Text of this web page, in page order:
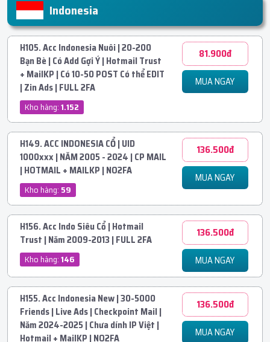
Indonesia
H105. Acc Indonesia Nuôi | 20-200
Bạn Bè | Có Add Gợi Ý | Hotmail Trust
+ MailKP | Có 10-50 POST Có thể EDIT
| Zin Ads | FULL 2FA
Kho hàng:1.152
81.900đ
MUA NGAY
H149. ACC INDONESIA CỔ | UID
1000xxx | NĂM 2005 - 2024 | CP MAIL
| HOTMAIL + MAILKP | NO2FA
Kho hàng: 59
136.500đ
MUA NGAY
H156. Acc Indo Siêu Cổ | Hotmail
Trust | Năm 2009-2013 | FULL 2FA
Kho hàng:146
136.500đ
MUA NGAY
H155. Acc Indonesia New | 30-5000
Friends | Live Ads | Checkpoint Mail |
Năm 2024-2025 | Chưa dính IP Việt |
Hotmail + MailKP | NO2FA
136.500đ
MUA NGAY